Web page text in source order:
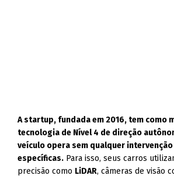
A startup, fundada em 2016, tem como
tecnologia de Nível 4 de direção
veículo opera sem qualquer intervenção
específicas. Para isso, seus carros
precisão como LiDAR, câmeras de visão